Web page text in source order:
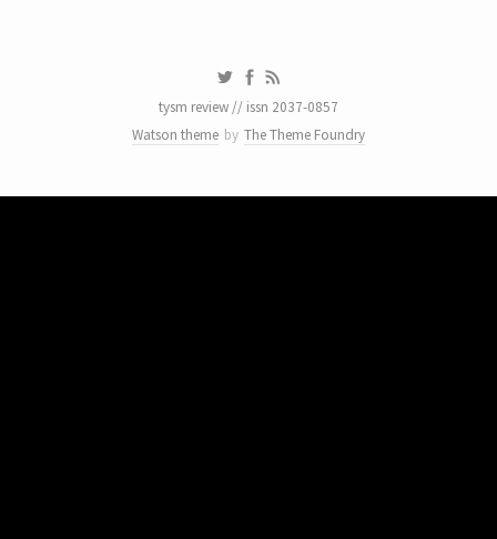
tysm review // issn 2037-0857
Watson theme by The Theme Foundry